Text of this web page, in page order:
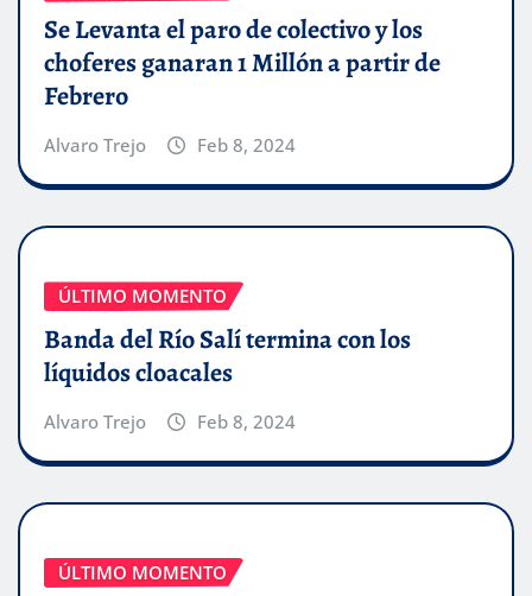
Se Levanta el paro de colectivo y los
choferes ganaran 1 Millón a partir de
Febrero
Alvaro Trejo Feb 8, 2024
ÚLTIMO MOMENTO
Banda del Río Salí termina con los
líquidos cloacales
Alvaro Trejo Feb 8, 2024
ÚLTIMO MOMENTO